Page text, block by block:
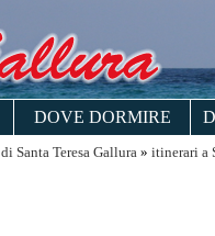
DOVE DORMIRE
Santa Teresa Gallura » itinerari a